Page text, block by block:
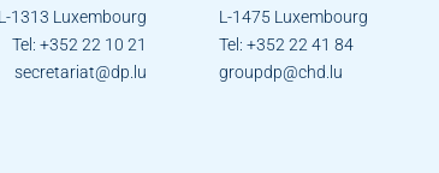
1313 Luxembourg
Tel: +352 22 10 21
secretariat@dp.lu
L-1475 Luxembourg
Tel: +352 22 41 84
groupdp@chd.lu